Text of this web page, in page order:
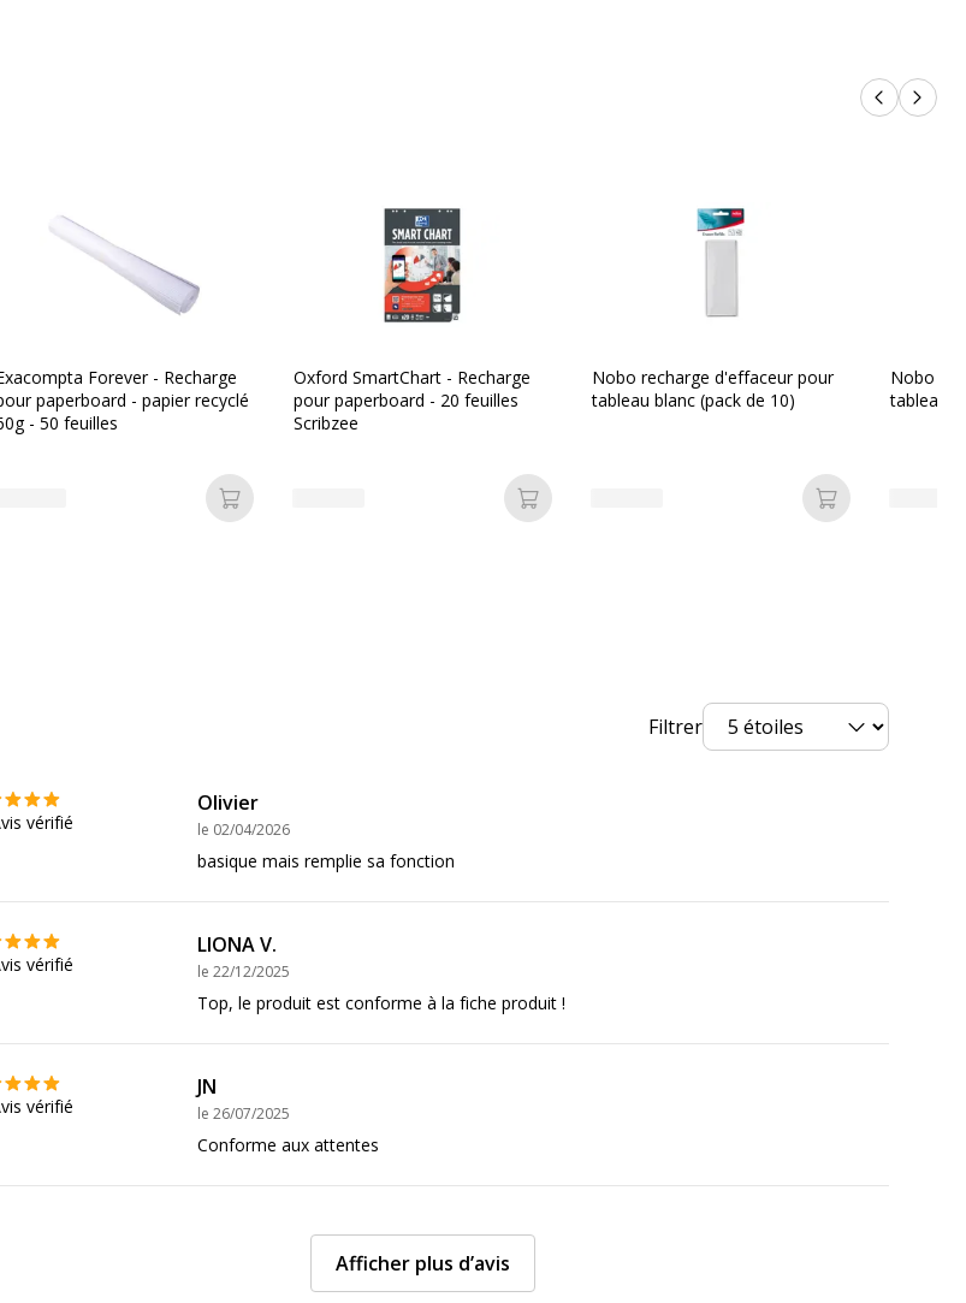
Référence produit fabricant
Produits
panier
Forever - Recharge
paperboard - papier recyclé
- 50 feuilles
Ajouter au panier
Oxford SmartChart - Recharge
pour paperboard - 20 feuilles
Scribzee
Ajouter au panier
Nobo recharge d'effaceur pour
tableau blanc (pack de 10)
Ajouter au
Nobo
tableau
Filtrer
vérifié
Olivier
le 02/04/2026
basique mais remplie sa fonction
vérifié
LIONA V.
le 22/12/2025
Top, le produit est conforme à la fiche produit !
vérifié
JN
le 26/07/2025
Conforme aux attentes
Afficher plus d’avis